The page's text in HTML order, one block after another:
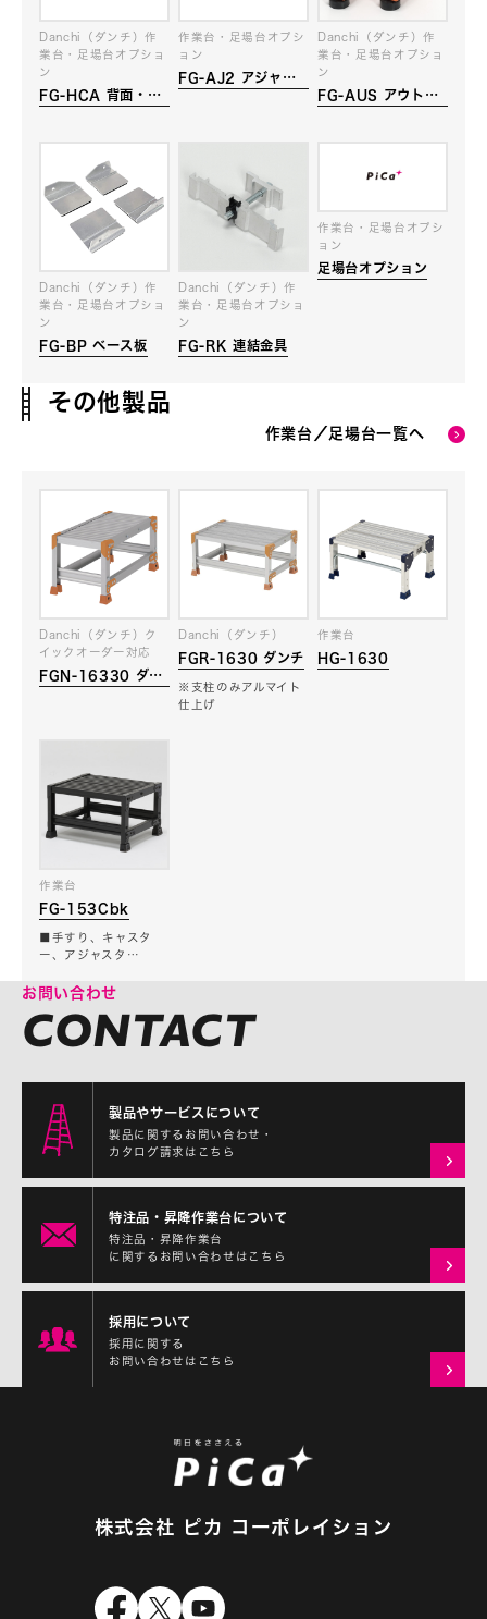
FG-HCA 背面・側
Danchi（ダンチ）作
業台・足場台オプショ
ン
FG-AJ2 アジャス
作業台・足場台オプシ
ョン
FG-AUS アウトリ
Danchi（ダンチ）作
業台・足場台オプショ
ン
FG-BP ベース板
Danchi（ダンチ）作
業台・足場台オプショ
ン
FG-RK 連結金具
Danchi（ダンチ）作
業台・足場台オプショ
ン
足場台オプション
作業台・足場台オプシ
ョン
その他製品
作業台／足場台一覧へ
FGN-16330 ダン
Danchi（ダンチ）ク
イックオーダー対応
FGR-1630 ダンチ
Danchi（ダンチ）
※支柱のみアルマイト
仕上げ
HG-1630
作業台
FG-153Cbk
作業台
■手すり、キャスタ
ー、アジャスタ…
お問い合わせ
製品やサービスについて
製品に関するお問い合わせ・
カタログ請求はこちら
特注品・昇降作業台について
特注品・昇降作業台
に関するお問い合わせはこちら
採用について
採用に関する
お問い合わせはこちら
株式会社 ピカ コーポレイション